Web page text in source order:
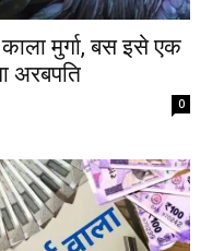
मुर्गा, बस इसे एक
अरबपति
0